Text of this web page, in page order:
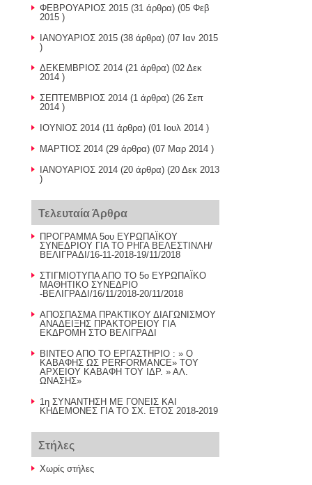
ΦΕΒΡΟΥΑΡΙΟΣ 2015 (31 άρθρα) (05 Φεβ
2015 )
ΙΑΝΟΥΑΡΙΟΣ 2015 (38 άρθρα) (07 Ιαν 2015
)
ΔΕΚΕΜΒΡΙΟΣ 2014 (21 άρθρα) (02 Δεκ
2014 )
ΣΕΠΤΕΜΒΡΙΟΣ 2014 (1 άρθρα) (26 Σεπ
2014 )
ΙΟΥΝΙΟΣ 2014 (11 άρθρα) (01 Ιουλ 2014 )
ΜΑΡΤΙΟΣ 2014 (29 άρθρα) (07 Μαρ 2014 )
ΙΑΝΟΥΑΡΙΟΣ 2014 (20 άρθρα) (20 Δεκ 2013
)
Τελευταία Άρθρα
ΠΡΟΓΡΑΜΜΑ 5ου ΕΥΡΩΠΑΪΚΟΥ
ΣΥΝΕΔΡΙΟΥ ΓΙΑ ΤΟ ΡΗΓΑ ΒΕΛΕΣΤΙΝΛΗ/
ΒΕΛΙΓΡΑΔΙ/16-11-2018-19/11/2018
ΣΤΙΓΜΙΟΤΥΠΑ ΑΠΟ ΤΟ 5ο ΕΥΡΩΠΑΪΚΟ
ΜΑΘΗΤΙΚΟ ΣΥΝΕΔΡΙΟ
-ΒΕΛΙΓΡΑΔΙ/16/11/2018-20/11/2018
AΠΟΣΠΑΣΜΑ ΠΡΑΚΤΙΚΟΥ ΔΙΑΓΩΝΙΣΜΟΥ
ΑΝΑΔΕΙΞΗΣ ΠΡΑΚΤΟΡΕΙΟΥ ΓΙΑ
ΕΚΔΡΟΜΗ ΣΤΟ ΒΕΛΙΓΡΑΔΙ
BINTEO AΠΟ ΤΟ ΕΡΓΑΣΤΗΡΙΟ : » Ο
ΚΑΒΑΦΗΣ ΩΣ PERFORMANCE» TOY
AΡΧΕΙΟΥ ΚΑΒΑΦΗ ΤΟΥ ΙΔΡ. » ΑΛ.
ΩΝΑΣΗΣ»
1η ΣΥΝΑΝΤΗΣΗ ΜΕ ΓΟΝΕΙΣ ΚΑΙ
ΚΗΔΕΜΟΝΕΣ ΓΙΑ ΤΟ ΣΧ. ΕΤΟΣ 2018-2019
Στήλες
Χωρίς στήλες